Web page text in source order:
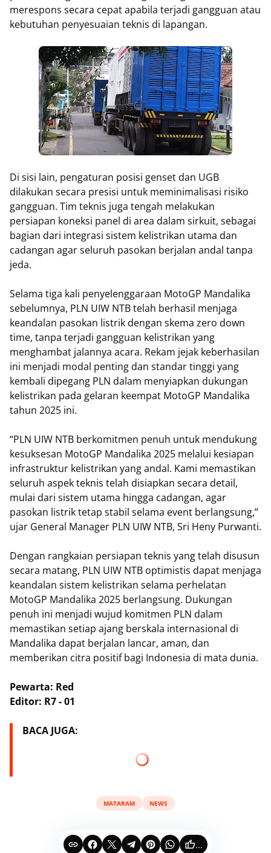
merespons secara cepat apabila terjadi gangguan atau
kebutuhan penyesuaian teknis di lapangan.
Di sisi lain, pengaturan posisi genset dan UGB
dilakukan secara presisi untuk meminimalisasi risiko
gangguan. Tim teknis juga tengah melakukan
persiapan koneksi panel di area dalam sirkuit, sebagai
bagian dari integrasi sistem kelistrikan utama dan
cadangan agar seluruh pasokan berjalan andal tanpa
jeda.
Selama tiga kali penyelenggaraan MotoGP Mandalika
sebelumnya, PLN UIW NTB telah berhasil menjaga
keandalan pasokan listrik dengan skema zero down
time, tanpa terjadi gangguan kelistrikan yang
menghambat jalannya acara. Rekam jejak keberhasilan
ini menjadi modal penting dan standar tinggi yang
kembali dipegang PLN dalam menyiapkan dukungan
kelistrikan pada gelaran keempat MotoGP Mandalika
tahun 2025 ini.
“PLN UIW NTB berkomitmen penuh untuk mendukung
kesuksesan MotoGP Mandalika 2025 melalui kesiapan
infrastruktur kelistrikan yang andal. Kami memastikan
seluruh aspek teknis telah disiapkan secara detail,
mulai dari sistem utama hingga cadangan, agar
pasokan listrik tetap stabil selama event berlangsung,”
ujar General Manager PLN UIW NTB, Sri Heny Purwanti.
Dengan rangkaian persiapan teknis yang telah disusun
secara matang, PLN UIW NTB optimistis dapat menjaga
keandalan sistem kelistrikan selama perhelatan
MotoGP Mandalika 2025 berlangsung. Dukungan
penuh ini menjadi wujud komitmen PLN dalam
memastikan setiap ajang berskala internasional di
Mandalika dapat berjalan lancar, aman, dan
memberikan citra positif bagi Indonesia di mata dunia.
Pewarta: Red
Editor: R7 - 01
BACA JUGA:
MATARAM NEWS
...